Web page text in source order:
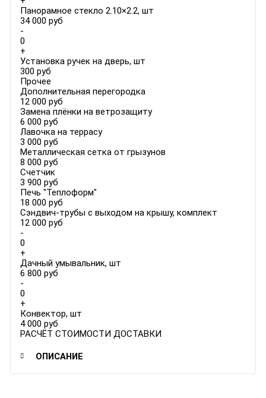
Панорамное стекло 2.10×2.2, шт
34 000 руб
-
0
+
Установка ручек на дверь, шт
300 руб
Прочее
Дополнительная перегородка
12 000 руб
Замена плёнки на ветрозащиту
6 000 руб
Лавочка на террасу
3 000 руб
Металлическая сетка от грызунов
8 000 руб
Счетчик
3 900 руб
Печь "Теплоформ"
18 000 руб
Сэндвич-трубы с выходом на крышу, комплект
12 000 руб
-
0
+
Дачный умывальник, шт
6 800 руб
-
0
+
Конвектор, шт
4 000 руб
РАСЧЁТ СТОИМОСТИ ДОСТАВКИ
ОПИСАНИЕ